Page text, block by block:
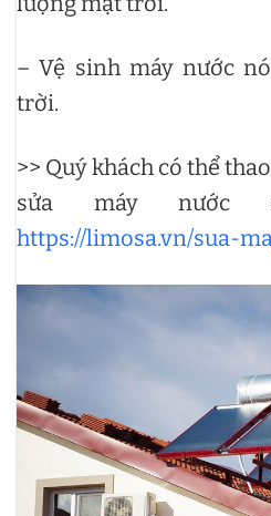
– Vệ sinh máy nước
trời.
>> Quý khách có thể
sửa máy nước
https://limosa.vn/sua-